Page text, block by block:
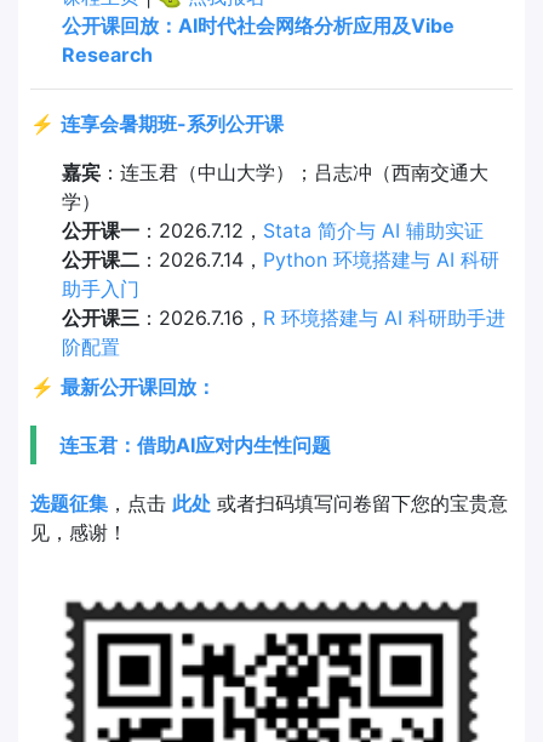
公开课回放：AI时代社会网络分析应用及Vibe
Research
⚡ 连享会暑期班-系列公开课
嘉宾：连玉君（中山大学）；吕志冲（西南交通大
学）
公开课一：2026.7.12， Stata 简介与 AI 辅助实证
公开课二：2026.7.14， Python 环境搭建与 AI 科研
助手入门
公开课三 ：2026.7.16， R 环境搭建与 AI 科研助手进
阶配置
⚡ 最新公开课回放：
连玉君：借助AI应对内生性问题
选题征集 ，点击 此处 或者扫码填写问卷留下您的宝贵意
见，感谢！